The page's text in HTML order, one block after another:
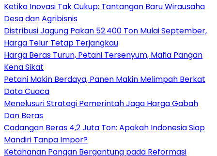
Ketika Inovasi Tak Cukup: Tantangan Baru Wirausaha
Desa dan Agribisnis
Distribusi Jagung Pakan 52.400 Ton Mulai September,
Harga Telur Tetap Terjangkau
Harga Beras Turun, Petani Tersenyum, Mafia Pangan
Kena Sikat
Petani Makin Berdaya, Panen Makin Melimpah Berkat
Data Cuaca
Menelusuri Strategi Pemerintah Jaga Harga Gabah
Dan Beras
Cadangan Beras 4,2 Juta Ton: Apakah Indonesia Siap
Mandiri Tanpa Impor?
Ketahanan Pangan Bergantung pada Reformasi